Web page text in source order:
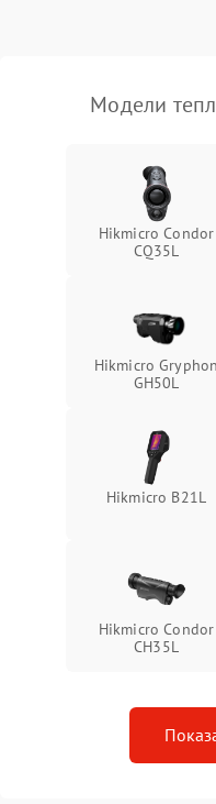
Модели
Hikmicro Condor
CQ35L
Hikmicro Gryphon
GH50L
Hikmicro B21L
Hikmicro Condor
CH35L